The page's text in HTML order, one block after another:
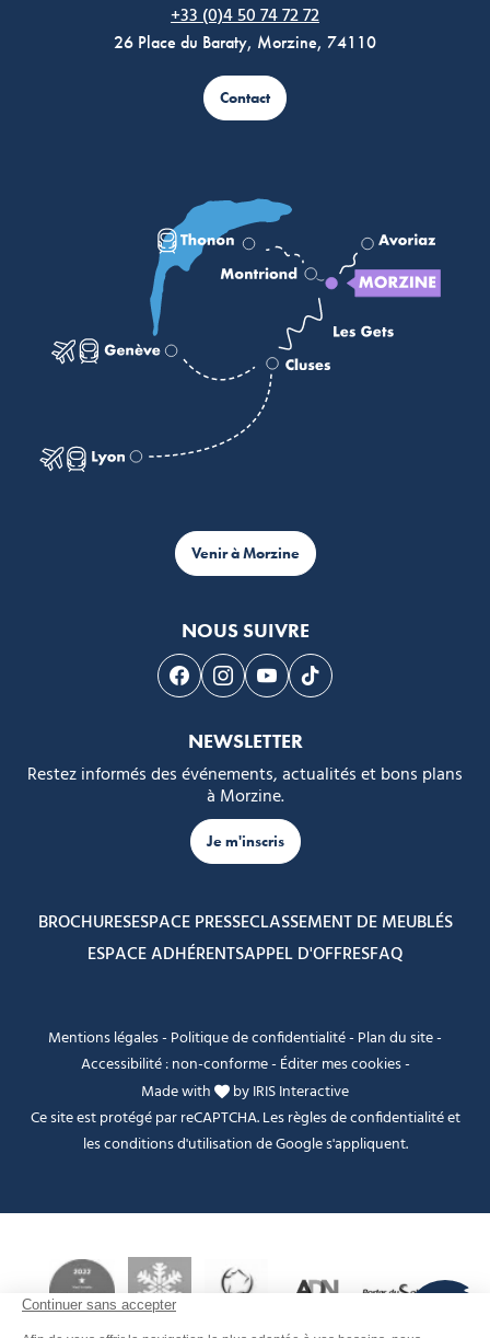
+33 (0)4 50 74 72 72
26 Place du Baraty, Morzine, 74110
Contact
Venir à Morzine
NOUS SUIVRE
Suivez-nous sur Facebook
Suivez-nous sur Instagram
Suivez-nous sur Youtube
Suivez-nous sur
NEWSLETTER
Restez informés des événements, actualités et bons plans
à Morzine.
Je m'inscris
BROCHURESESPACE PRESSECLASSEMENT DE MEUBLÉS
ESPACE ADHÉRENTSAPPEL D'OFFRESFAQ
Mentions légales- Politique de confidentialité- Plan du site-
Accessibilité : non-conforme- Éditer mes cookies-
Made with
byIRIS Interactive
Ce site est protégé par reCAPTCHA. Lesrègles de confidentialitéet
lesconditions d'utilisationde Google s'appliquent.